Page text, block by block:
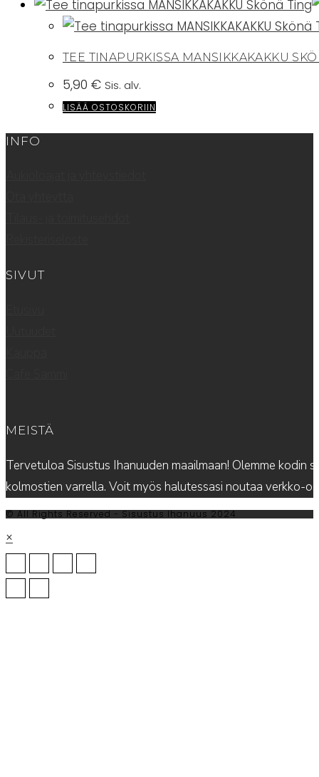
TEE TINAPURKISSA MANSIKKAKAKKU
5,90 € Sis. alv.
LISÄÄ OSTOSKORIIN
INFO
SIVUT
MEISTÄ
Tervetuloa Sisustus Ihanuuden maailmaan! Olemme kodin
kolmostien varrella. Voit myös halutessasi noutaa verkko-
© All Rights Reserved - Sisustus Ihanuus 2024
×